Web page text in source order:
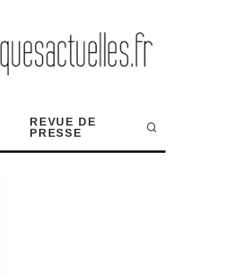
REVUE DE
PRESSE